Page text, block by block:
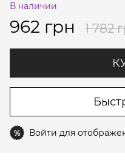
В наличии
962 грн 1 782
% Войти для